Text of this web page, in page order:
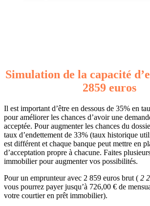
Simulation de la capacité
2859 euros
Il est important d’être en dessous de 35% en
pour améliorer les chances d’avoir une
acceptée. Pour augmenter les chances du
taux d’endettement de 33% (taux historique
est différent et chaque banque peut mettre en
d’acceptation propre à chacune. Faites
immobilier pour augmenter vos possibilités.
Pour un emprunteur avec 2 859 euros brut ( 2
vous pourrez payer jusqu’à 726,00 € de
votre courtier en prêt immobilier).